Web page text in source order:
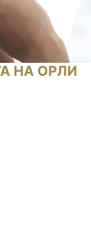
НА ОРЛИ